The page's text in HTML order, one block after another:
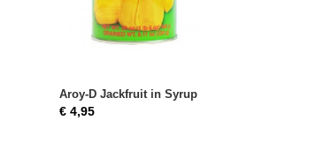
Aroy-D Jackfruit in Syrup
€ 4,95